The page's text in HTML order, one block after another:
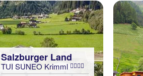
Salzburger Land
TUI SUNEO Krimml